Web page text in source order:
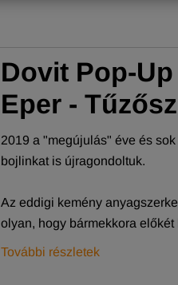
Dovit Pop-
Eper -
2019 a "megújulás" éve és
bojlinkat is újragondoltuk.
Az eddigi kemény
olyan, hogy bármekkora
További részletek